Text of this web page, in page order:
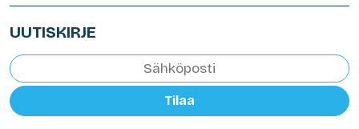
UUTISKIRJE
Tilaa